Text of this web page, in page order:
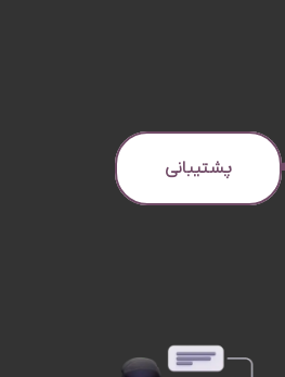
پشتیبانی